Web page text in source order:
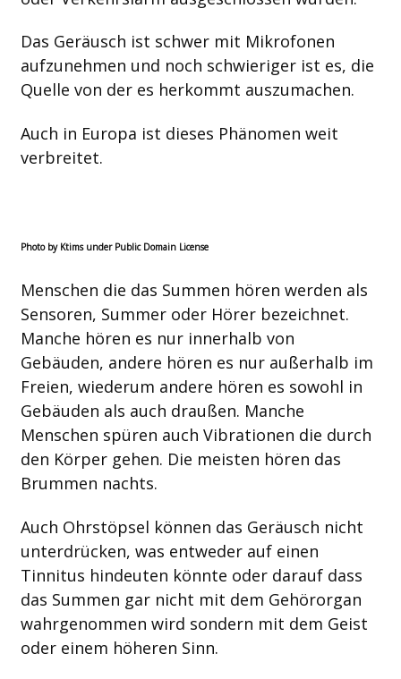
Das Geräusch ist schwer mit Mikrofonen
aufzunehmen und noch schwieriger ist es, die
Quelle von der es herkommt auszumachen.
Auch in Europa ist dieses Phänomen weit
verbreitet.
Photo by Ktims under Public Domain License
Menschen die das Summen hören werden als
Sensoren, Summer oder Hörer bezeichnet.
Manche hören es nur innerhalb von
Gebäuden, andere hören es nur außerhalb im
Freien, wiederum andere hören es sowohl in
Gebäuden als auch draußen. Manche
Menschen spüren auch Vibrationen die durch
den Körper gehen. Die meisten hören das
Brummen nachts.
Auch Ohrstöpsel können das Geräusch nicht
unterdrücken, was entweder auf einen
Tinnitus hindeuten könnte oder darauf dass
das Summen gar nicht mit dem Gehörorgan
wahrgenommen wird sondern mit dem Geist
oder einem höheren Sinn.